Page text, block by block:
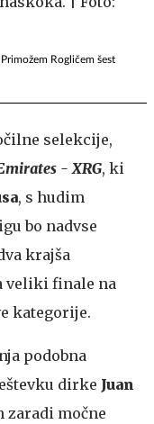
Rogličem šest
selekcije,
- XRG, ki
, s hudim
bo nadvse
krajša
veliki finale na
kategorije.
podobna
dirke Juan
močne